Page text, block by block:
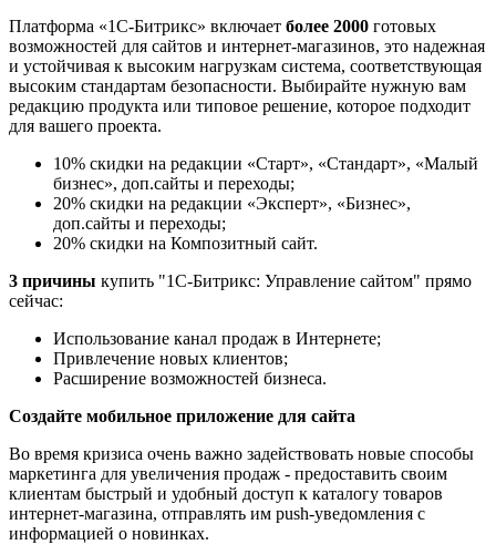
Платформа «1С-Битрикс» включает более 2000 готовых
возможностей для сайтов и интернет-магазинов, это надежная
и устойчивая к высоким нагрузкам система, соответствующая
высоким стандартам безопасности. Выбирайте нужную вам
редакцию продукта или типовое решение, которое подходит
для вашего проекта.
10% скидки на редакции «Старт», «Стандарт», «Малый
бизнес», доп.сайты и переходы;
20% скидки на редакции «Эксперт», «Бизнес»,
доп.сайты и переходы;
20% скидки на Композитный сайт.
3 причины купить "1С-Битрикс: Управление сайтом" прямо
сейчас:
Использование канал продаж в Интернете;
Привлечение новых клиентов;
Расширение возможностей бизнеса.
Создайте мобильное приложение для сайта
Во время кризиса очень важно задействовать новые способы
маркетинга для увеличения продаж - предоставить своим
клиентам быстрый и удобный доступ к каталогу товаров
интернет-магазина, отправлять им push-уведомления с
информацией о новинках.